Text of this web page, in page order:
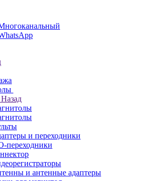
Назад
и переходники
переходники
и антенные адаптеры